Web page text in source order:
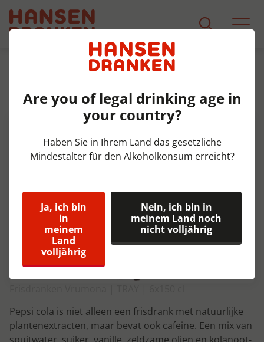
Produkt Detail
Pepsi Cola pet Tray 6x150 cl
Pepsi cola is niet alleen een frisdrank met natuurlijke
plantenextracten, maar bevat ook cafeine. Een mix van
Are you of legal drinking age in
your country?
Haben Sie in Ihrem Land das gesetzliche
Mindestalter für den Alkoholkonsum erreicht?
Ja, ich bin
in
meinem
Land
volljährig
Nein, ich bin in
meinem Land noch
nicht volljährig